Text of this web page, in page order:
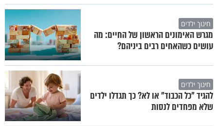
חינוך ילדים
מגרש האימונים הראשון של החיים: מה
עושים כשהאחים רבים ביניהם?
חינוך ילדים
להגיד "כל הכבוד" או לא? כך תגדלו ילדים
שלא מפחדים לנסות